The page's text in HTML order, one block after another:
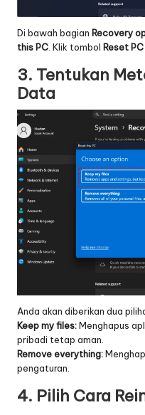
Di bawah bagian Recovery
this PC . Klik tombol Reset PC
3. Tentukan
Data
Anda akan diberikan dua
Keep my files:Menghapus
pribadi tetap aman.
Remove everything:
pengaturan.
4. Pilih Cara